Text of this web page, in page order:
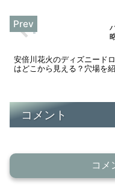
安倍川花火のディズニード
はどこから見える？穴場を紹
コメント
コメ